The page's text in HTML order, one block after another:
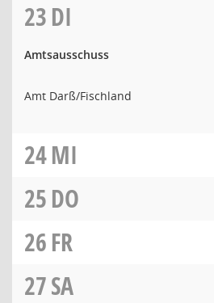
23DI
Amtsausschuss
Amt Darß/Fischland
24MI
25DO
26FR
27SA